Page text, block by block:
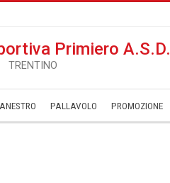
Primiero A.S.D.
PALLAVOLO ­PROMOZIONE